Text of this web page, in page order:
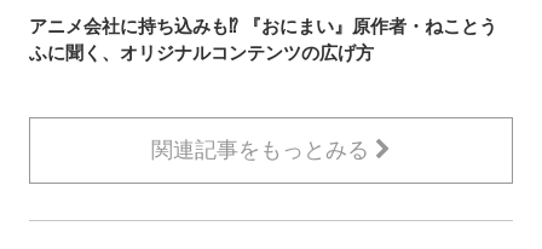
アニメ会社に持ち込みも⁉ 『おにまい』原作者・ねことう
ふに聞く、オリジナルコンテンツの広げ方
関連記事をもっとみる